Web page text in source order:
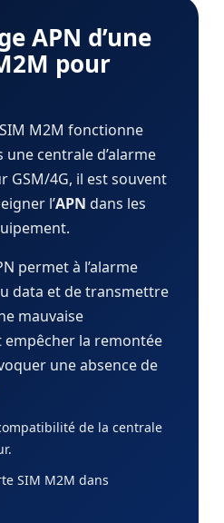
APN d’une
pour
M2M fonctionne
centrale d’alarme
GSM/4G, il est souvent
l’APN dans les
permet à l’alarme
data et de transmettre
mauvaise
la remontée
une absence de
de la centrale
SIM M2M dans